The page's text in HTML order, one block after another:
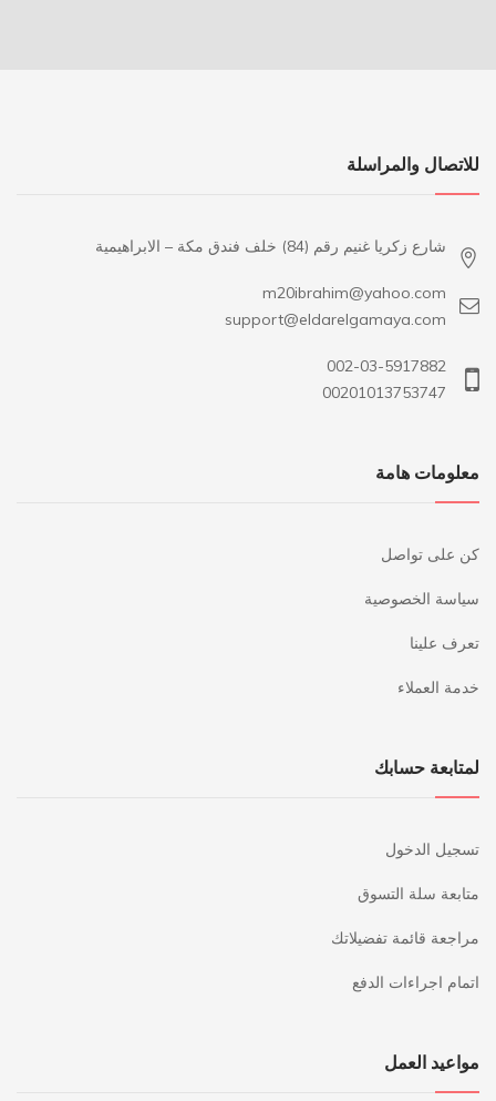
للاتصال والمراسلة
شارع زكريا غنيم رقم (84) خلف فندق مكة – الابراهيمية
m20ibrahim@yahoo.com
support@eldarelgamaya.com
002-03-5917882
00201013753747
معلومات هامة
كن على تواصل
سياسة الخصوصية
تعرف علينا
خدمة العملاء
لمتابعة حسابك
تسجيل الدخول
متابعة سلة التسوق
مراجعة قائمة تفضيلاتك
اتمام اجراءات الدفع
مواعيد العمل